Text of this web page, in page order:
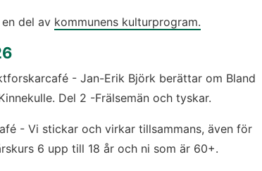
del av kommunens kulturprogram.
- Jan-Erik Björk berättar om Bland
Del 2 -Frälsemän och tyskar.
- Vi stickar och virkar tillsammans, även för
6 upp till 18 år och ni som är 60+.